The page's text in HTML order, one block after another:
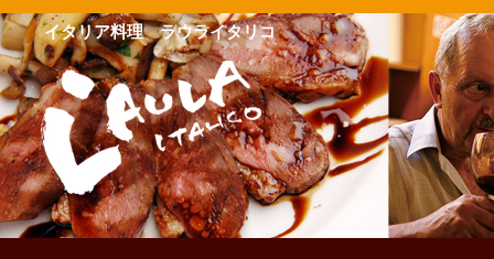
イタリア料理 ラウライタリコ